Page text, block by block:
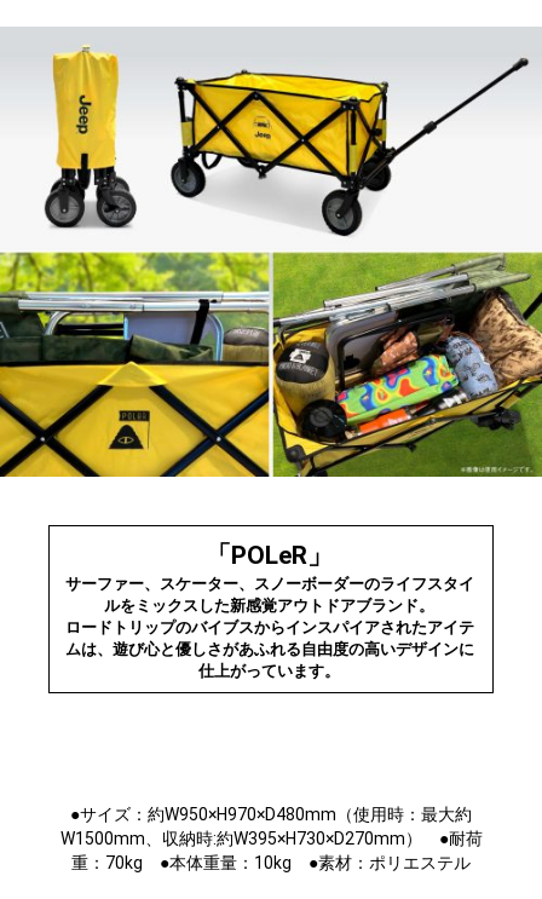
「POLeR」
サーファー、スケーター、スノーボーダーのライフスタイ
ルをミックスした新感覚アウトドアブランド。
ロードトリップのバイブスからインスパイアされたアイテ
ムは、遊び心と優しさがあふれる自由度の高いデザインに
仕上がっています。
●サイズ：約W950×H970×D480mm（使用時：最大約
W1500mm、収納時:約W395×H730×D270mm） ●耐荷
重：70kg ●本体重量：10kg ●素材：ポリエステル